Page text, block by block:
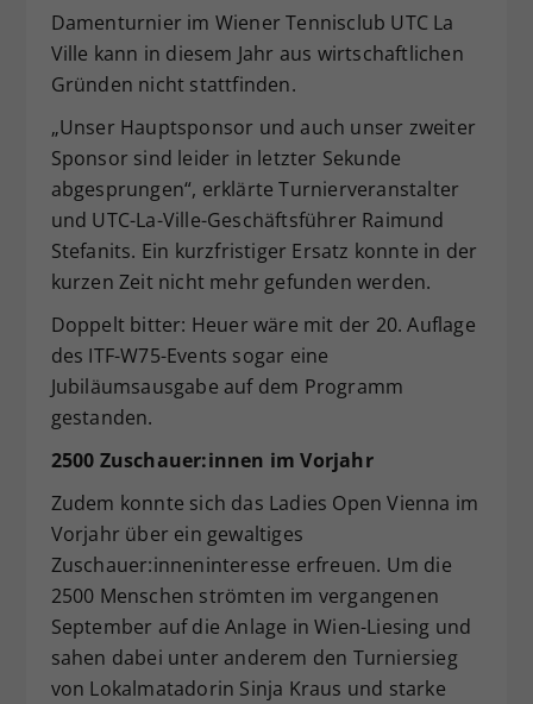
Damenturnier im Wiener Tennisclub UTC La
Ville kann in diesem Jahr aus wirtschaftlichen
Gründen nicht stattfinden.
„Unser Hauptsponsor und auch unser zweiter
Sponsor sind leider in letzter Sekunde
abgesprungen“, erklärte Turnierveranstalter
und UTC-La-Ville-Geschäftsführer Raimund
Stefanits. Ein kurzfristiger Ersatz konnte in der
kurzen Zeit nicht mehr gefunden werden.
Doppelt bitter: Heuer wäre mit der 20. Auflage
des ITF-W75-Events sogar eine
Jubiläumsausgabe auf dem Programm
gestanden.
2500 Zuschauer:innen im Vorjahr
Zudem konnte sich das Ladies Open Vienna im
Vorjahr über ein gewaltiges
Zuschauer:inneninteresse erfreuen. Um die
2500 Menschen strömten im vergangenen
September auf die Anlage in Wien-Liesing und
sahen dabei unter anderem den Turniersieg
von Lokalmatadorin Sinja Kraus und starke
Dieser Wert speichert Ihre Consent-
Einstellungen. Unter anderem eine
zufällig generierte ID, für die
vorgenommen Einstellungen, falls der
Webseiten-Betreiber dies eingestellt
hat.